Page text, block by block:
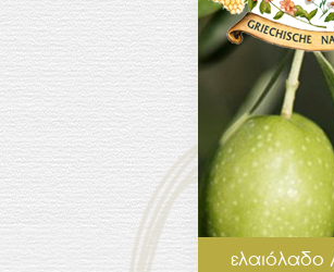
δείτε τα προϊόντα τσάι /